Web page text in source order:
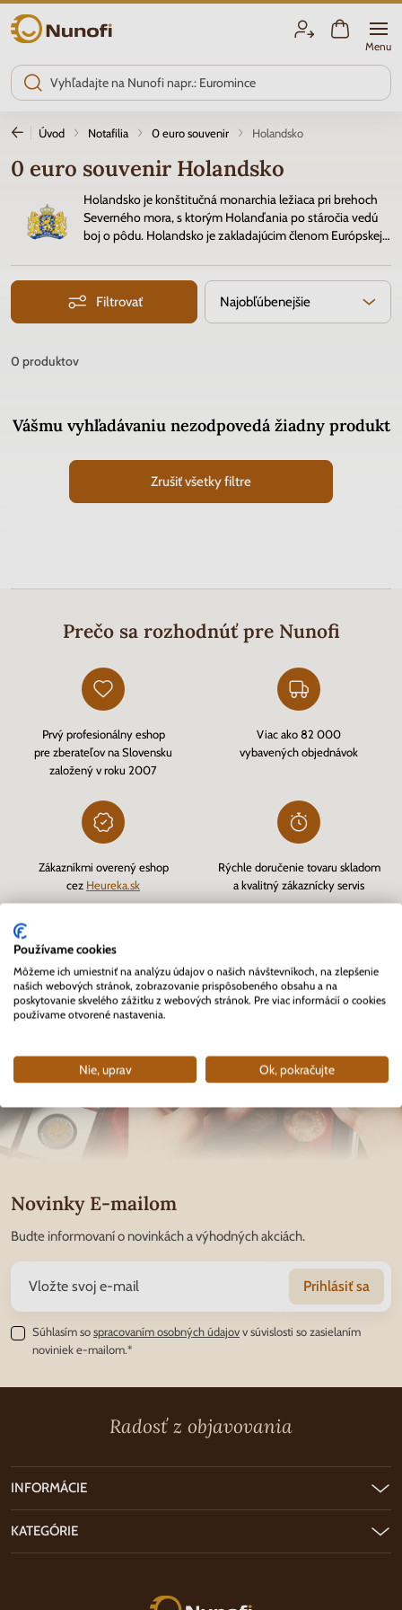
Nunofi.sk
Menu
Úvod Notafilia 0 euro souvenir Holandsko
0 euro souvenir Holandsko
Holandsko je konštitučná monarchia ležiaca pri brehoch
Severného mora, s ktorým Holanďania po stáročia vedú
boj o pôdu. Holandsko je zakladajúcim členom Európskej
Euro. Kód krajiny vydaniaP.
Filtrovať
Najobľúbenejšie
0 produktov
Vášmu vyhľadávaniu nezodpovedá žiadny produkt
Zrušiť všetky filtre
Prečo sa rozhodnúť pre Nunofi
Prvý profesionálny eshop
pre zberateľov na Slovensku
založený v roku 2007
Viac ako 82 000
vybavených objednávok
Zákazníkmi overený eshop
cez Heureka.sk
Rýchle doručenie tovaru skladom
a kvalitný zákaznícky servis
Novinky E-mailom
Budte informovaní o novinkách a výhodných akciách.
Prihlásiť sa
Súhlasím sospracovaním osobných údajovv súvislosti so zasielaním
noviniek e-mailom.*
Radosť z objavovania
Nunofi.sk
INFORMÁCIE
KATEGÓRIE
Používame cookies
Môžeme ich umiestniť na analýzu údajov o našich návštevníkoch, na zlepšenie
našich webových stránok, zobrazovanie prispôsobeného obsahu a na
poskytovanie skvelého zážitku z webových stránok. Pre viac informácií o cookies
používame otvorené nastavenia.
Nie, uprav Ok, pokračujte